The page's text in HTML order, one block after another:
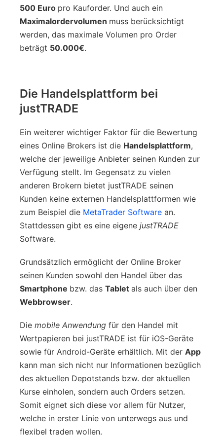
500 Euro pro Kauforder. Und auch ein
Maximalordervolumen muss berücksichtigt
werden, das maximale Volumen pro Order
beträgt 50.000€.
Die Handelsplattform bei
justTRADE
Ein weiterer wichtiger Faktor für die Bewertung
eines Online Brokers ist die Handelsplattform,
welche der jeweilige Anbieter seinen Kunden zur
Verfügung stellt. Im Gegensatz zu vielen
anderen Brokern bietet justTRADE seinen
Kunden keine externen Handelsplattformen wie
zum Beispiel die MetaTrader Software an.
Stattdessen gibt es eine eigene justTRADE
Software.
Grundsätzlich ermöglicht der Online Broker
seinen Kunden sowohl den Handel über das
Smartphone bzw. das Tablet als auch über den
Webbrowser.
Die mobile Anwendung für den Handel mit
Wertpapieren bei justTRADE ist für iOS-Geräte
sowie für Android-Geräte erhältlich. Mit der App
kann man sich nicht nur Informationen bezüglich
des aktuellen Depotstands bzw. der aktuellen
Kurse einholen, sondern auch Orders setzen.
Somit eignet sich diese vor allem für Nutzer,
welche in erster Linie von unterwegs aus und
flexibel traden wollen.